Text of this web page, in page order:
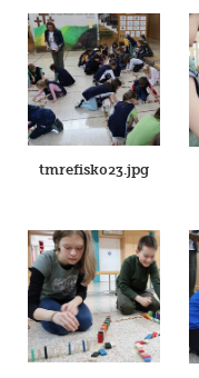
tmrefisk023.jpg